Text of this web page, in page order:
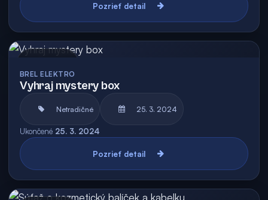
Pozrieť detail
BREL ELEKTRO
Vyhraj mystery box
Netradičné 25. 3. 2024
Ukončené 25. 3. 2024
Pozrieť detail